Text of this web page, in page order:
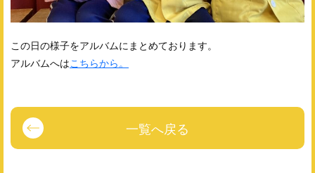
この日の様子をアルバムにまとめております。
アルバムへはこちらから。
一覧へ戻る